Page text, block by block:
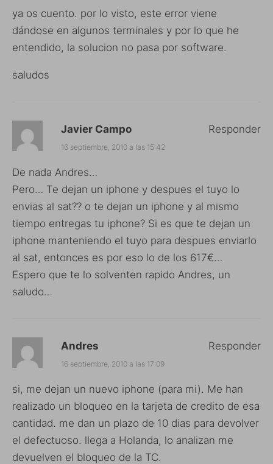
ya os cuento. por lo visto, este error viene
dándose en algunos terminales y por lo que he
entendido, la solucion no pasa por software.
saludos
Javier Campo
16 septiembre, 2010 a las 15:42
De nada Andres…
Pero… Te dejan un iphone y despues el tuyo lo
envias al sat?? o te dejan un iphone y al mismo
tiempo entregas tu iphone? Si es que te dejan un
iphone manteniendo el tuyo para despues enviarlo
al sat, entonces es por eso lo de los 617€…
Espero que te lo solventen rapido Andres, un
saludo…
Responder
Andres
16 septiembre, 2010 a las 17:09
si, me dejan un nuevo iphone (para mi). Me han
realizado un bloqueo en la tarjeta de credito de esa
cantidad. me dan un plazo de 10 dias para devolver
el defectuoso. llega a Holanda, lo analizan me
devuelven el bloqueo de la TC.
Responder